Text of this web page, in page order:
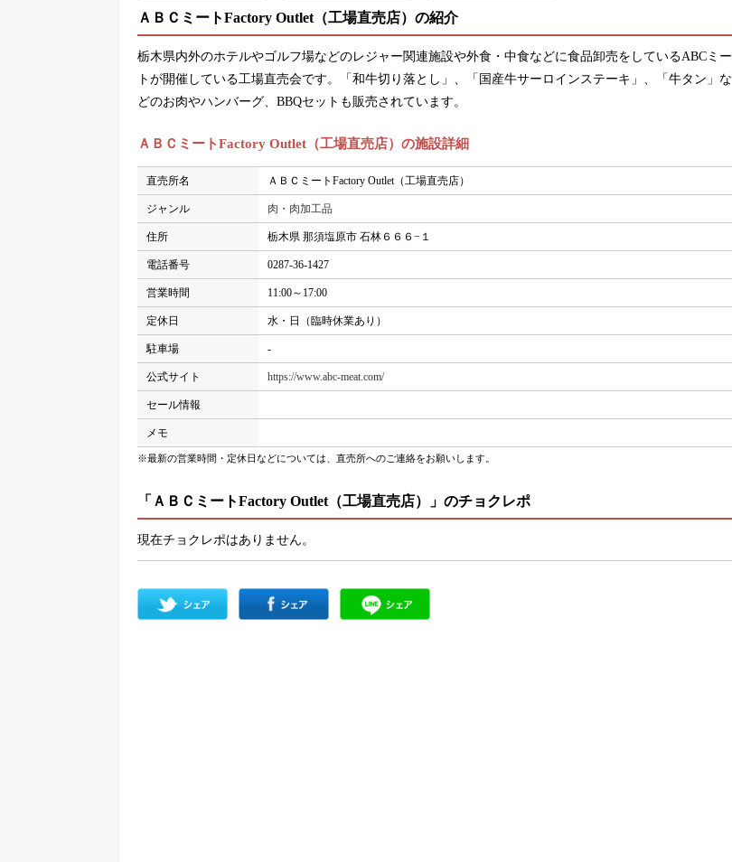
ＡＢＣミートFactory Outlet（工場直売店）の紹介
栃木県内外のホテルやゴルフ場などのレジャー関連施設や外食・中食などに食品卸売をしているABCミー
トが開催している工場直売会です。「和牛切り落とし」、「国産牛サーロインステーキ」、「牛タン」な
どのお肉やハンバーグ、BBQセットも販売されています。
ＡＢＣミートFactory Outlet（工場直売店）の施設詳細
直売所名 ＡＢＣミートFactory Outlet（工場直売店）
ジャンル 肉・肉加工品
住所 栃木県 那須塩原市 石林６６６−１
電話番号 0287-36-1427
営業時間 11:00～17:00
定休日 水・日（臨時休業あり）
駐車場 -
公式サイト https://www.abc-meat.com/
セール情報
メモ
※最新の営業時間・定休日などについては、直売所へのご連絡をお願いします。
「ＡＢＣミートFactory Outlet（工場直売店）」のチョクレポ
現在チョクレポはありません。